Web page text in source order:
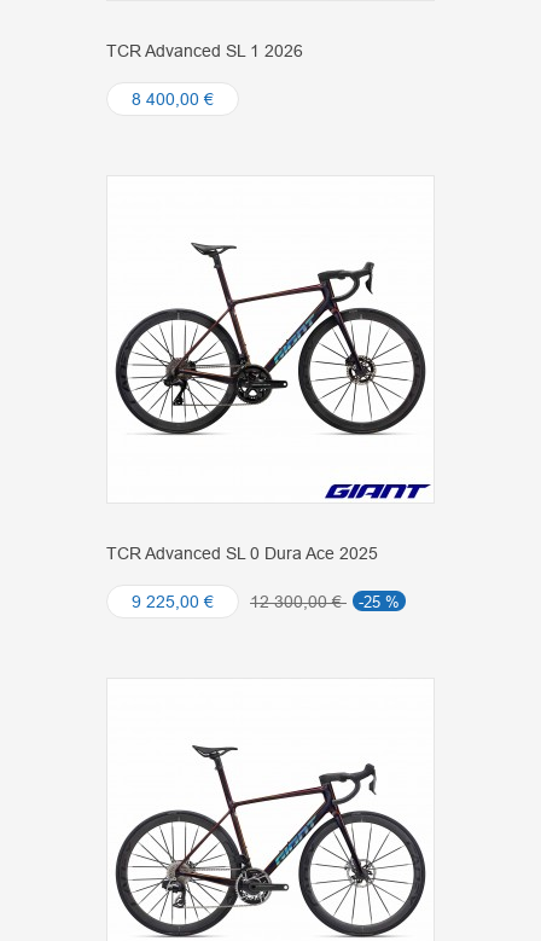
TCR Advanced SL 1 2026
8 400,00 €
TCR Advanced SL 0 Dura Ace 2025
9 225,00 € 12 300,00 € -25 %